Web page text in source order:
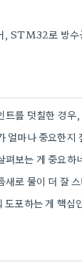
, STM32로 방수